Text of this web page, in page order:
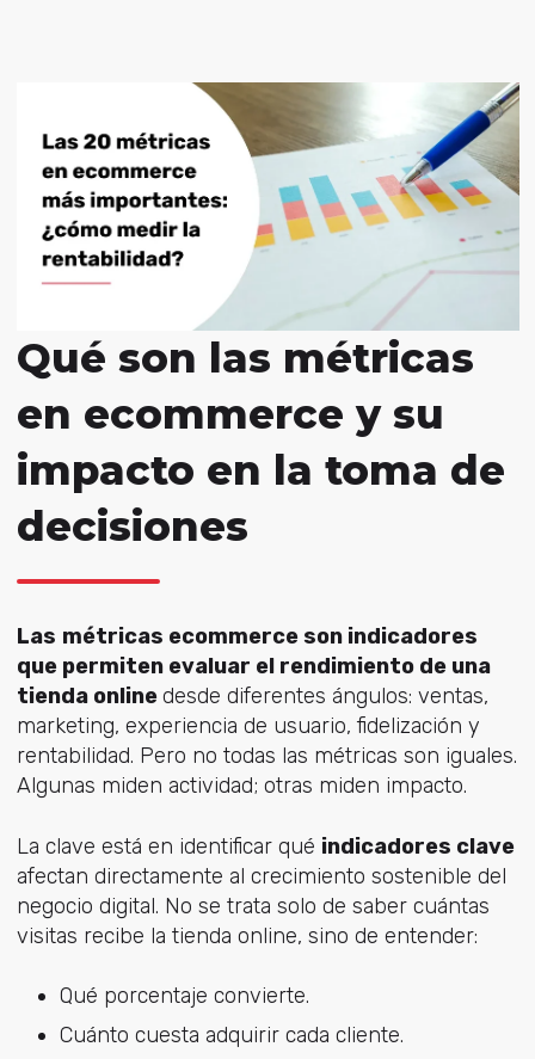
Qué son las métricas
en ecommerce y su
impacto en la toma de
decisiones
Las métricas ecommerceson indicadores
que permiten evaluar el rendimiento de una
tienda onlinedesde diferentes ángulos: ventas,
marketing, experiencia de usuario, fidelización y
rentabilidad. Pero no todas las métricas son iguales.
Algunas miden actividad; otras miden impacto.
La clave está en identificar qué indicadores clave
afectan directamente al crecimiento sostenible del
negocio digital. No se trata solo de saber cuántas
visitas recibe la tienda online, sino de entender:
Qué porcentaje convierte.
Cuánto cuesta adquirir cada cliente.